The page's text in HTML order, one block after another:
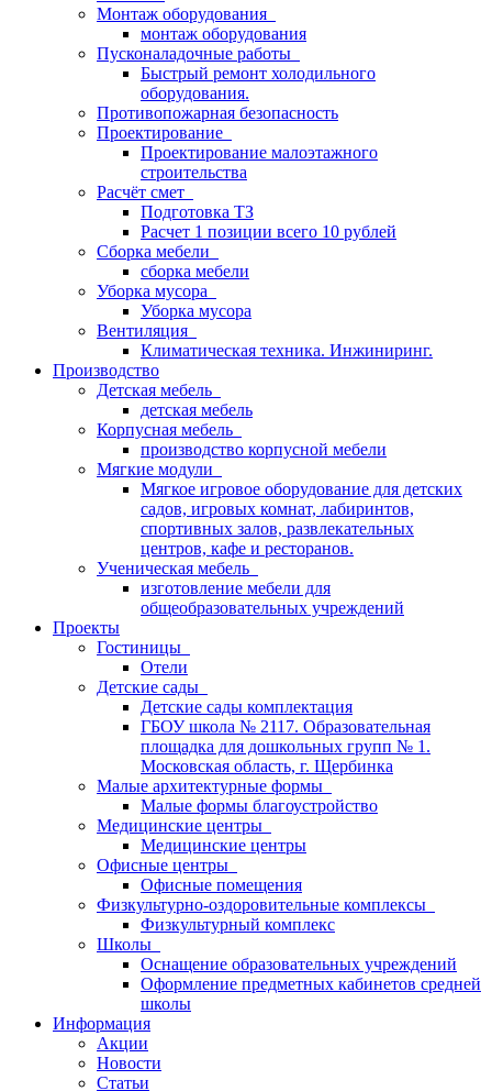
Монтаж оборудования
монтаж оборудования
Пусконаладочные работы
Быстрый ремонт холодильного
оборудования.
Противопожарная безопасность
Проектирование
Проектирование малоэтажного
строительства
Расчёт смет
Подготовка ТЗ
Расчет 1 позиции всего 10 рублей
Сборка мебели
сборка мебели
Уборка мусора
Уборка мусора
Вентиляция
Климатическая техника. Инжиниринг.
Производство
Детская мебель
детская мебель
Корпусная мебель
производство корпусной мебели
Мягкие модули
Мягкое игровое оборудование для детских
садов, игровых комнат, лабиринтов,
спортивных залов, развлекательных
центров, кафе и ресторанов.
Ученическая мебель
изготовление мебели для
общеобразовательных учреждений
Проекты
Гостиницы
Отели
Детские сады
Детские сады комплектация
ГБОУ школа № 2117. Образовательная
площадка для дошкольных групп № 1.
Московская область, г. Щербинка
Малые архитектурные формы
Малые формы благоустройство
Медицинские центры
Медицинские центры
Офисные центры
Офисные помещения
Физкультурно-оздоровительные комплексы
Физкультурный комплекс
Школы
Оснащение образовательных учреждений
Оформление предметных кабинетов средней
школы
Информация
Акции
Новости
Статьи